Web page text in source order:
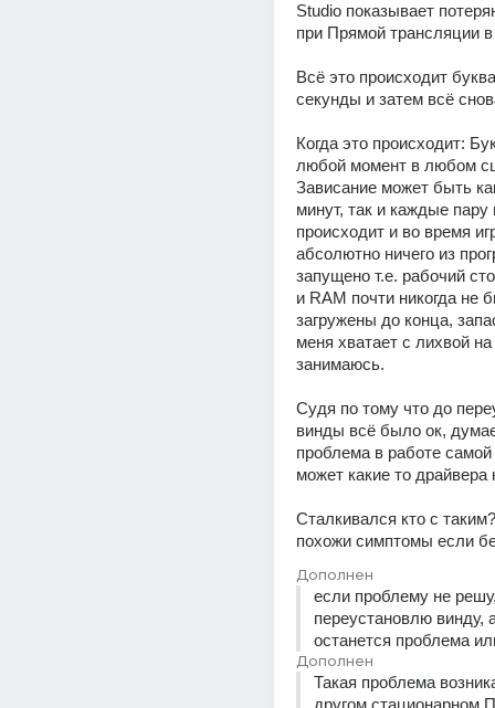
Studio показывает
при Прямой трансляции в
Всё это происходит
секунды и затем всё
Когда это происходит:
любой момент в любом
Зависание может быть
минут, так и каждые пару
происходит и во время
абсолютно ничего из
запущено т.е. рабочий
и RAM почти никогда не
загружены до конца,
меня хватает с лихвой
занимаюсь.
Судя по тому что до
винды всё было ок,
проблема в работе
может какие то драйвера
Сталкивался кто с
похожи симптомы если
Дополнен
если проблему не
переустановлю винду,
останется проблема
Дополнен
Такая проблема
другом стационарном